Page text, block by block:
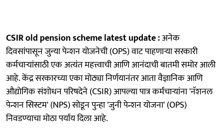
CSIR old pension scheme latest update :अनेक
दिवसांपासून जुन्या पेन्शन योजनेची (OPS) वाट पाहणाऱ्या सरकारी
कर्मचाऱ्यांसाठी एक अत्यंत महत्त्वाची आणि आनंदाची बातमी समोर आली
आहे. केंद्र सरकारच्या एका मोठ्या निर्णयानंतर आता वैज्ञानिक आणि
औद्योगिक संशोधन परिषदेने (CSIR) आपल्या पात्र कर्मचाऱ्यांना 'नॅशनल
पेन्शन सिस्टम' (NPS) सोडून पुन्हा 'जुनी पेन्शन योजना' (OPS)
निवडण्याचा मोठा पर्याय दिला आहे.